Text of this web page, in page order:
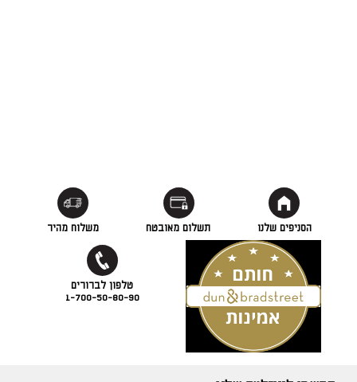
הסניפים שלנו תשלום מאובטח משלוח מהיר
1-700-50-80-90